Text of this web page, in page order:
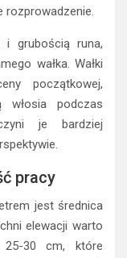
rozprowadzenie.
i grubością runa,
wałka. Wałki
początkowej,
włosia podczas
je bardziej
pracy
jest średnica
elewacji warto
25-30 cm, które